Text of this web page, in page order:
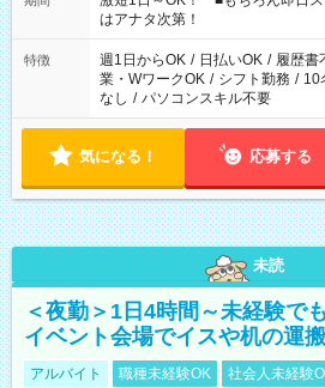
はアナタ次第！
特徴 週1日からOK / 日払いOK / 履歴書
業・WワークOK / シフト勤務 / 10
なし / パソコンスキル不要
気になる！ 応募する
未読
＜夜勤＞1日4時間～未経験で
イベント会場でイスや机の運
アルバイト 職種未経験OK 社会人未経験